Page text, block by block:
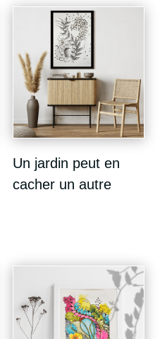
Un jardin peut en
cacher un autre